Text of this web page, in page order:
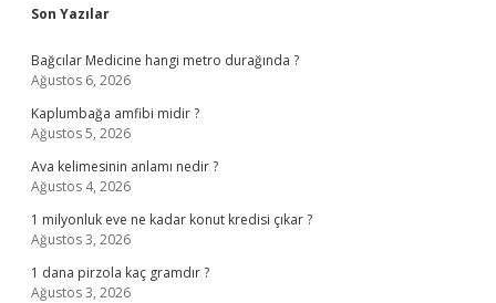
Sidebar
Son Yazılar
Bağcılar Medicine hangi metro durağında ?
Ağustos 6, 2026
Kaplumbağa amfibi midir ?
Ağustos 5, 2026
Ava kelimesinin anlamı nedir ?
Ağustos 4, 2026
1 milyonluk eve ne kadar konut kredisi çıkar ?
Ağustos 3, 2026
1 dana pirzola kaç gramdır ?
Ağustos 3, 2026